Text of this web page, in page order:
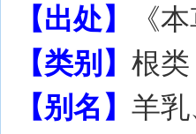
【出处】
《
【类别】 根类
【别名】 羊